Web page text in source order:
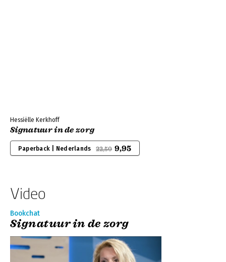
Hessiëlle Kerkhoff
Signatuur in de zorg
Paperback | Nederlands 22,50 9,95
Video
Bookchat
Signatuur in de zorg